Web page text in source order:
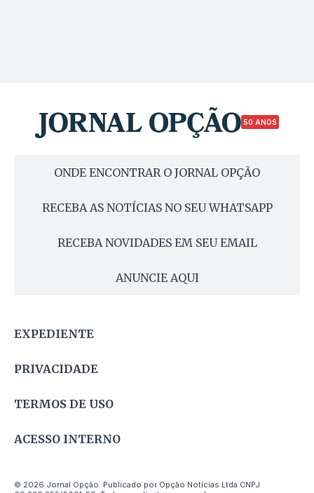
50 ANOS
ONDE ENCONTRAR O JORNAL OPÇÃO
RECEBA AS NOTÍCIAS NO SEU WHATSAPP
RECEBA NOVIDADES EM SEU EMAIL
ANUNCIE AQUI
EXPEDIENTE
PRIVACIDADE
TERMOS DE USO
ACESSO INTERNO
© 2026 Jornal Opção. Publicado por Opção Notícias Ltda CNPJ